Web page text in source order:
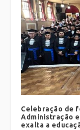
Celebração de
Administração e
exalta a